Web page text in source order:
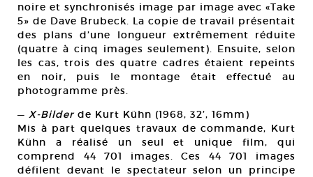
noire et synchronisés image par image avec «Take
5» de Dave Brubeck. La copie de travail présentait
des plans d’une longueur extrêmement réduite
(quatre à cinq images seulement). Ensuite, selon
les cas, trois des quatre cadres étaient repeints
en noir, puis le montage était effectué au
photogramme près.
— X-Bilder de Kurt Kühn (1968, 32’, 16mm)
Mis à part quelques travaux de commande, Kurt
Kühn a réalisé un seul et unique film, qui
comprend 44 701 images. Ces 44 701 images
défilent devant le spectateur selon un principe